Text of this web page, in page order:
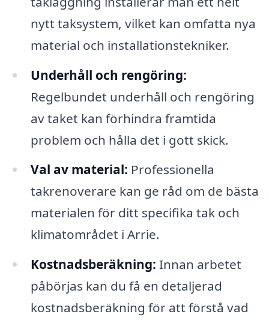
nytt taksystem, vilket kan omfatta nya
material och installationstekniker.
Underhåll och rengöring:
Regelbundet underhåll och rengöring
av taket kan förhindra framtida
problem och hålla det i gott skick.
Val av material: Professionella
takrenoverare kan ge råd om de bästa
materialen för ditt specifika tak och
klimatområdet i Arrie.
Kostnadsberäkning: Innan arbetet
påbörjas kan du få en detaljerad
kostnadsberäkning för att förstå vad